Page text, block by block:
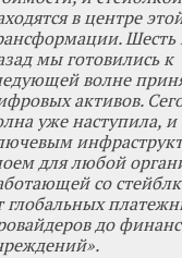
в центре
Шесть
мы готовились к
волне
активов.
уже наступила, и
для любой
со
глобальных
до
».